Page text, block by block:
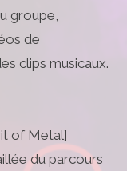
groupe,
de
clips musicaux.
of Metal]
du parcours